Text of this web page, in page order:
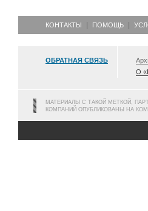
КОНТАКТЫ ПОМОЩЬ
ОБРАТНАЯ СВЯЗЬ
О
МАТЕРИАЛЫ С ТАКОЙ МЕТКОЙ,
КОМПАНИЙ ОПУБЛИКОВАНЫ НА